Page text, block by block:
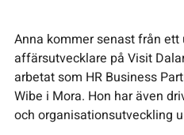
Anna kommer senast från ett
affärsutvecklare på Visit
arbetat som HR Business
Wibe i Mora. Hon har även
och organisationsutveckling